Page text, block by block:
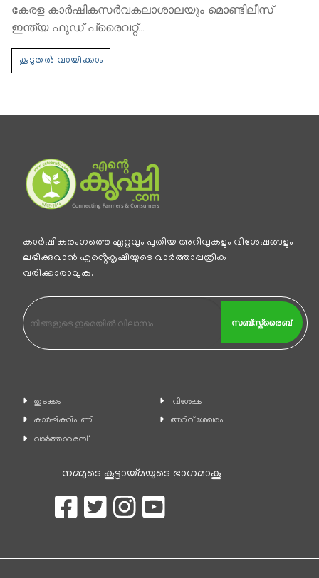
കേരള കാർഷികസർവകലാശാലയും മൊണ്ടിലീസ്
ഇന്ത്യ ഫുഡ് പ്രൈവറ്റ്…
കാര്‍ഷികരംഗത്തെ ഏറ്റവും പുതിയ അറിവുകളും വിശേഷങ്ങളും
ലഭിക്കുവാന്‍ എൻ്റെകൃഷിയുടെ വാര്‍ത്താപ്പത്രിക
വരിക്കാരാവുക.
സബ്സ്ക്രൈബ്
തുടക്കം
കാ‍ർഷികവിപണി
വാര്‍ത്താവരമ്പ്
വിശേഷം
അറിവ് ശേഖരം
നമ്മുടെ കൂട്ടായ്മയുടെ ഭാഗമാകൂ